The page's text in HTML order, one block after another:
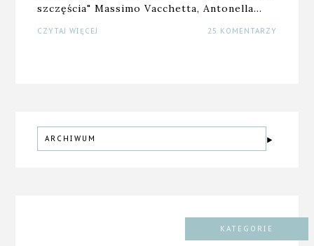
szczęścia" Massimo Vacchetta, Antonella…
CZYTAJ WIĘCEJ 25 KOMENTARZY
ARCHIWUM
KATEGORIE